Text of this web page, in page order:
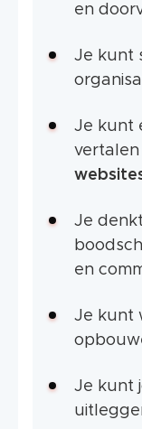
en
Je kunt
Je kunt
vertalen
Je
en
Je kunt
Je kunt